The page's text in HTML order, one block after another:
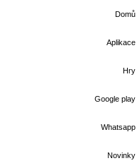
Domů
Aplikace
Hry
Google play
Whatsapp
Novinky